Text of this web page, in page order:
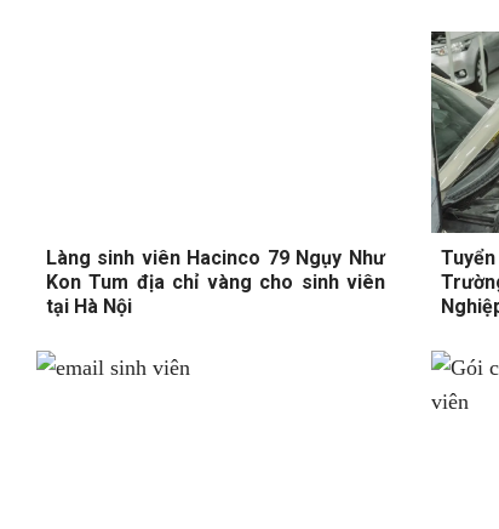
Làng sinh viên Hacinco 79 Ngụy Như
Kon Tum địa chỉ vàng cho sinh viên
tại Hà Nội